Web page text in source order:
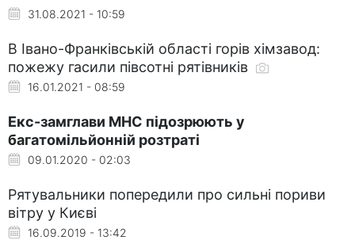
31.08.2021 - 10:59
В Івано-Франківській області горів хімзавод:
пожежу гасили півсотні рятівників
16.01.2021 - 08:59
Екс-замглави МНС підозрюють у
багатомільйонній розтраті
09.01.2020 - 02:03
Рятувальники попередили про сильні пориви
вітру у Києві
16.09.2019 - 13:42